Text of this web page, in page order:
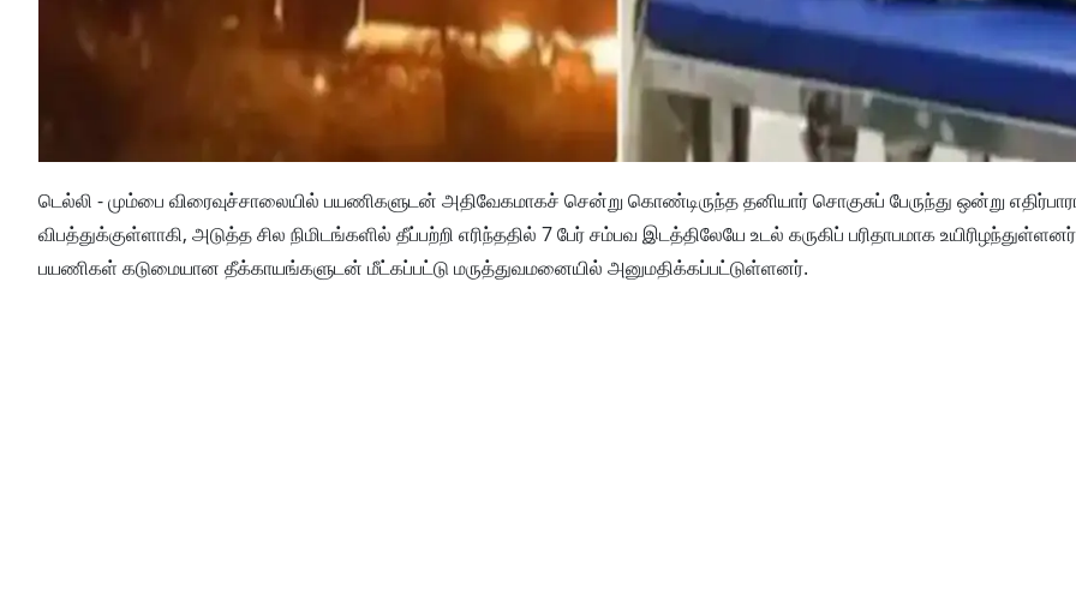
டெல்லி - மும்பை விரைவுச்சாலையில் பயணிகளுடன் அதிவேகமாகச் சென்று கொண்டிருந்த தனியார் சொகுசுப் பேருந்து ஒன்று
விபத்துக்குள்ளாகி, அடுத்த சில நிமிடங்களில் தீப்பற்றி எரிந்ததில் 7 பேர் சம்பவ இடத்திலேயே உடல் கருகிப் பரிதாபமாக
பயணிகள் கடுமையான தீக்காயங்களுடன் மீட்கப்பட்டு மருத்துவமனையில் அனுமதிக்கப்பட்டுள்ளனர்.